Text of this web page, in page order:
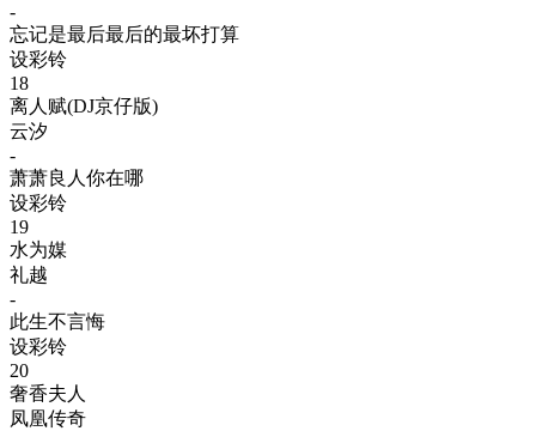
-
忘记是最后最后的最坏打算
设彩铃
18
离人赋(DJ京仔版)
云汐
-
萧萧良人你在哪
设彩铃
19
水为媒
礼越
-
此生不言悔
设彩铃
20
奢香夫人
凤凰传奇